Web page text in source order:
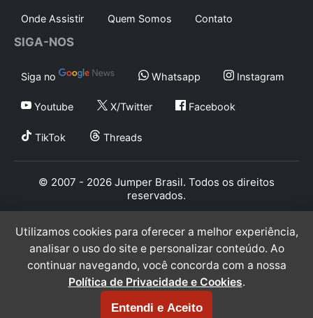
Onde Assistir Quem Somos Contato
SIGA-NOS
Siga no Whatsapp Instagram
Youtube X/Twitter Facebook
TikTok Threads
© 2007 - 2026 Jumper Brasil. Todos os direitos
reservados.
Utilizamos cookies para oferecer a melhor experiência,
analisar o uso do site e personalizar conteúdo. Ao
continuar navegando, você concorda com a nossa
Política de Privacidade e Cookies.
Entendi e Aceito